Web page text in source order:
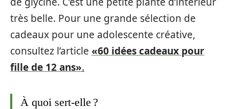
très belle. Pour une grande sélection de
cadeaux pour une adolescente créative,
consultez l’article «60 idées cadeaux pour
fille de 12 ans».
À quoi sert-elle ?